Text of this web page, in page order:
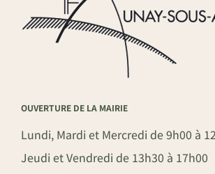
OUVERTURE DE LA MAIRIE
Lundi, Mardi et Mercredi de 9h00 à
Jeudi et Vendredi de 13h30 à 17h00